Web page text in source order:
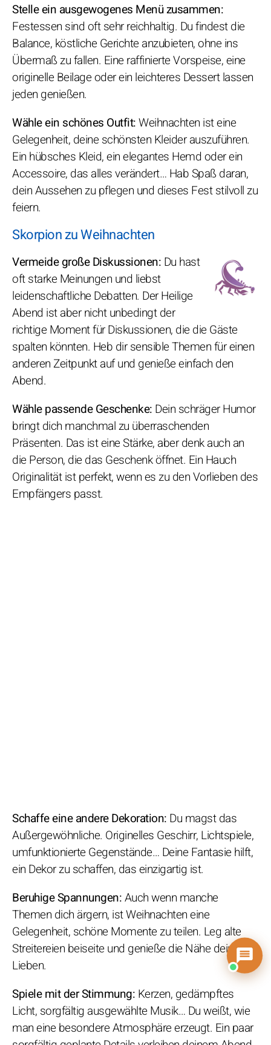
Stelle ein ausgewogenes Menü zusammen:
Festessen sind oft sehr reichhaltig. Du findest die
Balance, köstliche Gerichte anzubieten, ohne ins
Übermaß zu fallen. Eine raffinierte Vorspeise, eine
originelle Beilage oder ein leichteres Dessert lassen
jeden genießen.
Wähle ein schönes Outfit:Weihnachten ist eine
Gelegenheit, deine schönsten Kleider auszuführen.
Ein hübsches Kleid, ein elegantes Hemd oder ein
Accessoire, das alles verändert… Hab Spaß daran,
dein Aussehen zu pflegen und dieses Fest stilvoll zu
feiern.
Skorpion zu Weihnachten
Vermeide große Diskussionen: Du hast
oft starke Meinungen und liebst
leidenschaftliche Debatten. Der Heilige
Abend ist aber nicht unbedingt der
richtige Moment für Diskussionen, die die Gäste
spalten könnten. Heb dir sensible Themen für einen
anderen Zeitpunkt auf und genieße einfach den
Abend.
Wähle passende Geschenke: Dein schräger Humor
bringt dich manchmal zu überraschenden
Präsenten. Das ist eine Stärke, aber denk auch an
die Person, die das Geschenk öffnet. Ein Hauch
Originalität ist perfekt, wenn es zu den Vorlieben des
Empfängers passt.
Schaffe eine andere Dekoration: Du magst das
Außergewöhnliche. Originelles Geschirr, Lichtspiele,
umfunktionierte Gegenstände… Deine Fantasie hilft,
ein Dekor zu schaffen, das einzigartig ist.
Beruhige Spannungen:Auch wenn manche
Themen dich ärgern, ist Weihnachten eine
Gelegenheit, schöne Momente zu teilen. Leg alte
Streitereien beiseite und genieße die Nähe deiner
Lieben.
Spiele mit der Stimmung: Kerzen, gedämpftes
Licht, sorgfältig ausgewählte Musik… Du weißt, wie
man eine besondere Atmosphäre erzeugt. Ein paar